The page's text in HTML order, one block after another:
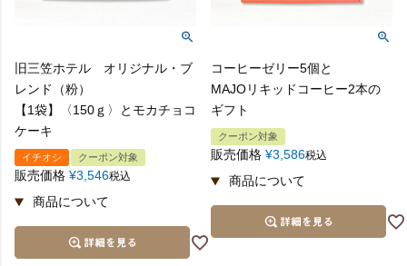
旧三笠ホテル オリジナル・ブ
レンド（粉）
【1袋】〈150ｇ〉とモカチョコ
ケーキ
イチオシ クーポン対象
販売価格 ¥3,546税込
コーヒーゼリー5個と
MAJOリキッドコーヒー2本の
ギフト
クーポン対象
販売価格 ¥3,586税込